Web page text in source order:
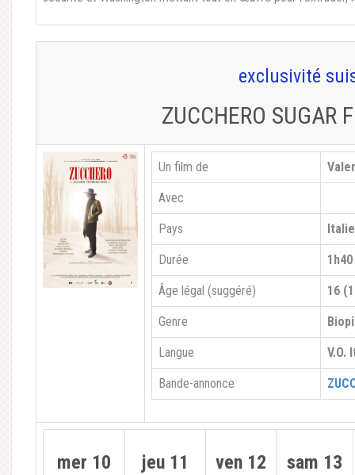
exclusivité
ZUCCHERO SUGAR
Un film de
Avec
Pays
Durée 1h40
Âge légal (suggéré) 16
Genre
Langue V.O.
Bande-annonce
mer 10 jeu 11 ven 12 sam 13